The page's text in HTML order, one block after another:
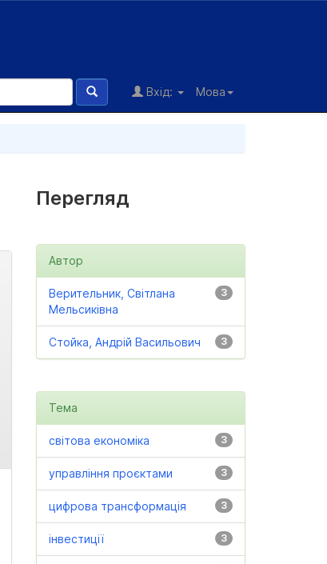
Мова
Вхід:
Перегляд
Автор
3
Верительник, Світлана
Мельсиківна
3
Стойка, Андрій Васильович
Тема
3
світова економіка
3
управління проєктами
3
цифрова трансформація
3
інвестиції